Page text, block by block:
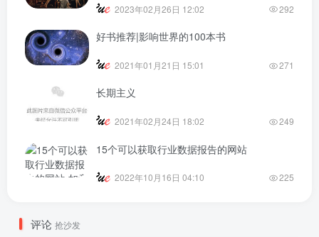
2023年02月26日 12:02 292
好书推荐|影响世界的100本书
2021年01月21日 15:01 271
长期主义
2021年02月24日 18:02 249
15个可以获取行业数据报告的网站
2022年10月16日 04:10 225
评论 抢沙发